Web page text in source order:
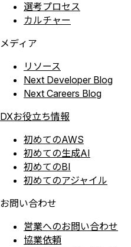
選考プロセス
カルチャー
メディア
リソース
Next Developer Blog
Next Careers Blog
DXお役立ち情報
初めてのAWS
初めての生成AI
初めてのBI
初めてのアジャイル
お問い合わせ
営業へのお問い合わせ
協業依頼